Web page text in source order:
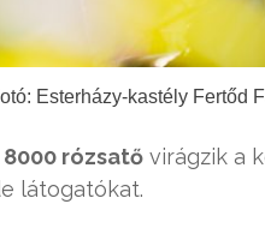
Esterházy-kastély Fertőd
8000 rózsatő virágzik a
látogatókat.